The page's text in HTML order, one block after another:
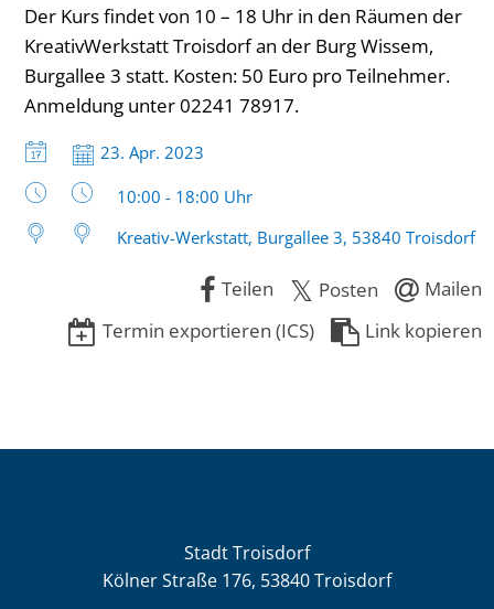
Der Kurs findet von 10 – 18 Uhr in den Räumen der
KreativWerkstatt Troisdorf an der Burg Wissem,
Burgallee 3 statt. Kosten: 50 Euro pro Teilnehmer.
Anmeldung unter 02241 78917.
Datum:
23. Apr. 2023
Uhrzeit:
10:00 - 18:00 Uhr
Kreativ-Werkstatt, Burgallee 3, 53840 Troisdorf
Teilen Posten
Mailen
Termin exportieren (ICS)
Link kopieren
Stadt Troisdorf
Kölner Straße 176, 53840 Troisdorf